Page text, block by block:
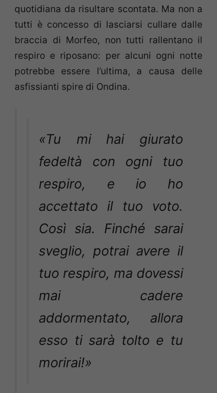
quotidiana da risultare scontata. Ma non a
tutti è concesso di lasciarsi cullare dalle
braccia di Morfeo, non tutti rallentano il
respiro e riposano: per alcuni ogni notte
potrebbe essere l’ultima, a causa delle
asfissianti spire di Ondina.
«Tu mi hai giurato
fedeltà con ogni tuo
respiro, e io ho
accettato il tuo voto.
Così sia. Finché sarai
sveglio, potrai avere il
tuo respiro, ma dovessi
mai cadere
addormentato, allora
esso ti sarà tolto e tu
morirai!»